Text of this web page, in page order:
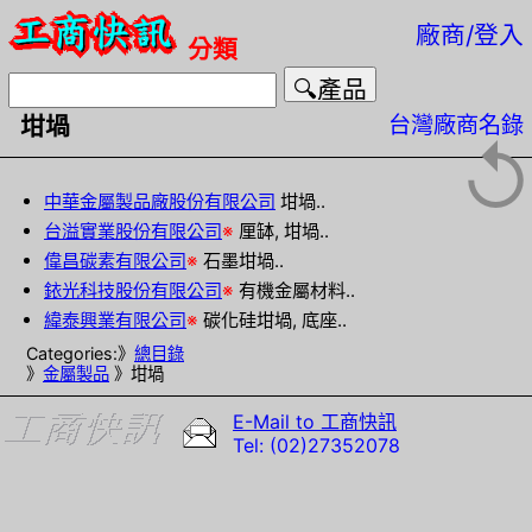
分類 廠商/登入
坩堝 台灣廠商名錄
中華金屬製品廠股份有限公司 坩堝..
台溢實業股份有限公司※ 厘缽, 坩堝..
偉昌碳素有限公司※ 石墨坩堝..
銥光科技股份有限公司※ 有機金屬材料..
緯泰興業有限公司※ 碳化硅坩堝, 底座..
Categories:》 總目錄
》 金屬製品 》坩堝
E-Mail to 工商快訊
Tel: (02)27352078
↺